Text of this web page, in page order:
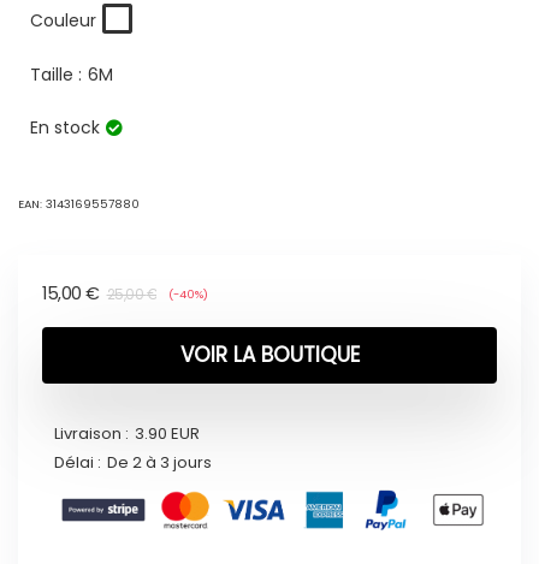
Couleur
Taille : 6M
En stock
EAN: 3143169557880
25,00€
15,00 € (-40%)
VOIR LA BOUTIQUE
Livraison : 3.90 EUR
Délai : De 2 à 3 jours